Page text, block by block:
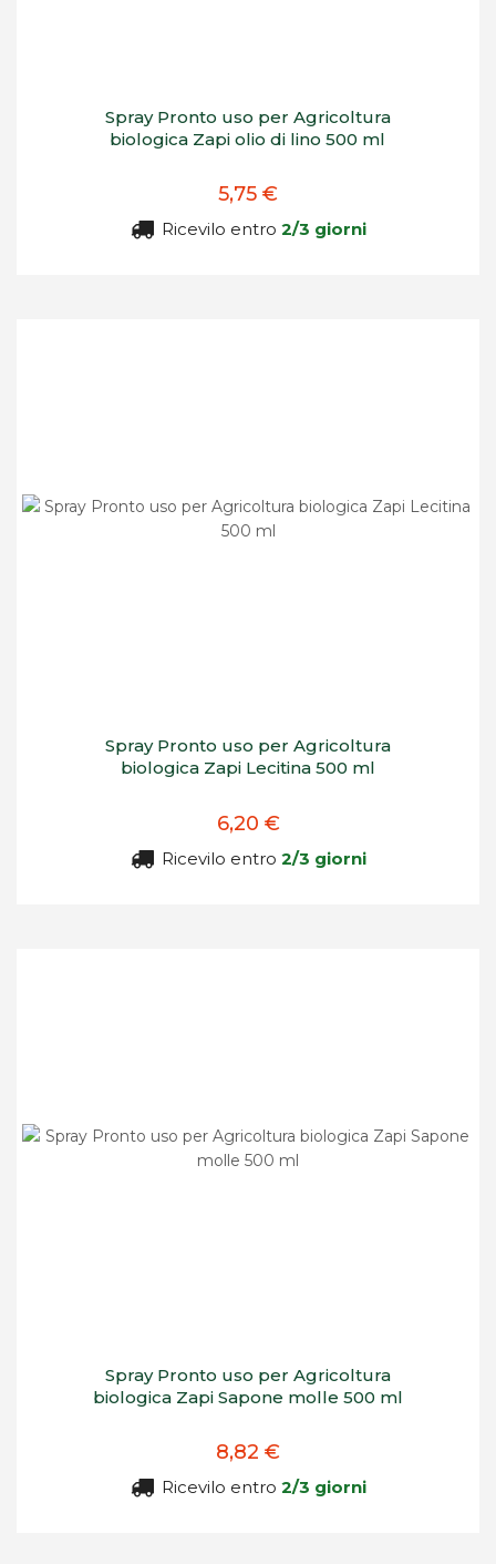
Spray Pronto uso per Agricoltura
biologica Zapi olio di lino 500 ml
5,75 €
Ricevilo entro 2/3 giorni
Spray Pronto uso per Agricoltura
biologica Zapi Lecitina 500 ml
6,20 €
Ricevilo entro 2/3 giorni
Spray Pronto uso per Agricoltura
biologica Zapi Sapone molle 500 ml
8,82 €
Ricevilo entro 2/3 giorni